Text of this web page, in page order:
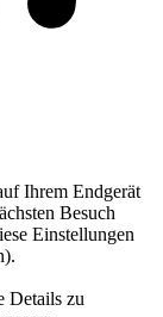
Ihrem Endgerät
Besuch
Einstellungen
Details zu